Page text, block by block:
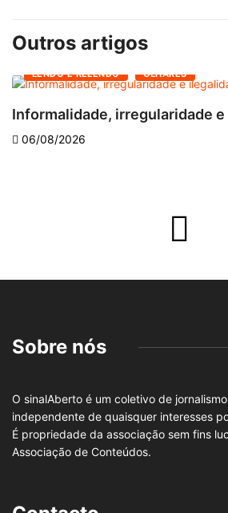
Outros artigos
LENDO E RELENDO OLHARES
Informalidade, irregularidade
06/08/2026
Sobre nós
O sinalAberto é um coletivo de
independente de quaisquer interesses
É propriedade da associação sem fins
Associação de Conteúdos.